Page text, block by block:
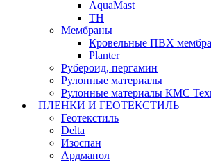
AquaMast
ТН
Мембраны
Кровельные ПВХ
Planter
Рубероид, пергамин
Рулонные материалы
Рулонные материалы КМС
ПЛЕНКИ И ГЕОТЕКСТИЛЬ
Геотекстиль
Delta
Изоспан
Ардманол